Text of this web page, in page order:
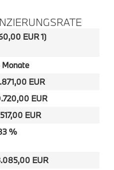
EUR 1)
Monate
EUR
EUR
EUR
%
EUR